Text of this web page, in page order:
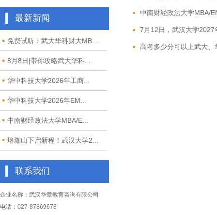
最新新闻
免费试听：武大华科财大MB...
8月8日|带你攻略武大华科...
华中科技大学2026年工商...
华中科技大学2026年EM...
中南财经政法大学MBA/E...
珞珈山下启新程！武汉大学2...
联系我们
企业名称：武汉华章教育咨询有限公司
电话：027-87869678
中南财经政法大学MBA/
7月12日，武汉大学2027
高考多少分可以上武大